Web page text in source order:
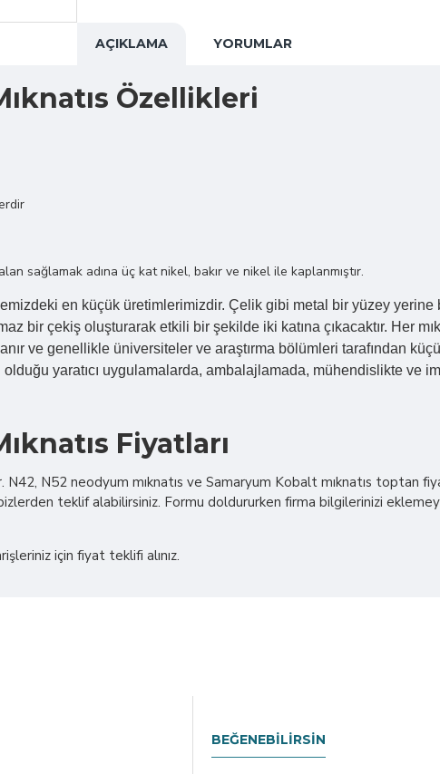
AÇIKLAMA YORUMLAR
Özellikleri
sağlamak adına üç kat nikel, bakır ve nikel ile kaplanmıştır.
en küçük üretimlerimizdir. Çelik gibi metal bir yüzey yerine
bir çekiş oluşturarak etkili bir şekilde iki katına çıkacaktır. Her
ve genellikle üniversiteler ve araştırma bölümleri tarafından
yaratıcı uygulamalarda, ambalajlamada, mühendislikte ve
Fiyatları
N42, N52 neodyum mıknatıs ve Samaryum Kobalt mıknatıs toptan
teklif alabilirsiniz. Formu doldururken firma bilgilerinizi
için fiyat teklifi alınız.